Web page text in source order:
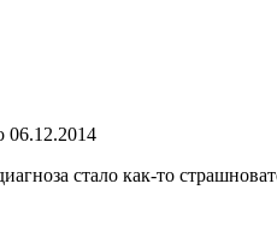
06.12.2014
стало как-то